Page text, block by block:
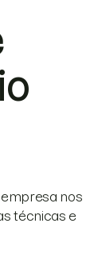
empresa nos
técnicas e